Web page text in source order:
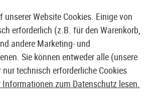
AIRSOFT SHOP & GROßHÄNDLER
unserer Website Cookies. Einige von
erforderlich (z.B. für den Warenkorb,
andere Marketing- und
Sie können entweder alle (unsere
technisch erforderliche Cookies
Informationen zum Datenschutz lesen.